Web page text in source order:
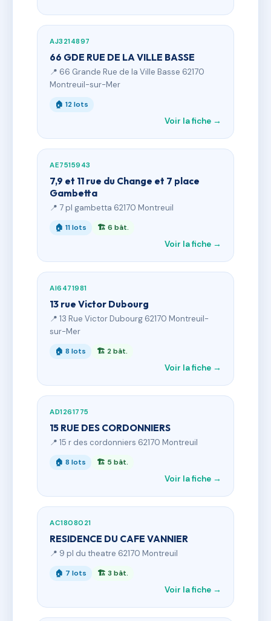
AJ3214897
66 GDE RUE DE LA VILLE BASSE
📍 66 Grande Rue de la Ville Basse 62170
Montreuil-sur-Mer
🏠 12 lots
Voir la fiche →
AE7515943
7,9 et 11 rue du Change et 7 place
Gambetta
📍 7 pl gambetta 62170 Montreuil
🏠 11 lots 🏗 6 bât.
Voir la fiche →
AI6471981
13 rue Victor Dubourg
📍 13 Rue Victor Dubourg 62170 Montreuil-
sur-Mer
🏠 8 lots 🏗 2 bât.
Voir la fiche →
AD1261775
15 RUE DES CORDONNIERS
📍 15 r des cordonniers 62170 Montreuil
🏠 8 lots 🏗 5 bât.
Voir la fiche →
AC1808021
RESIDENCE DU CAFE VANNIER
📍 9 pl du theatre 62170 Montreuil
🏠 7 lots 🏗 3 bât.
Voir la fiche →